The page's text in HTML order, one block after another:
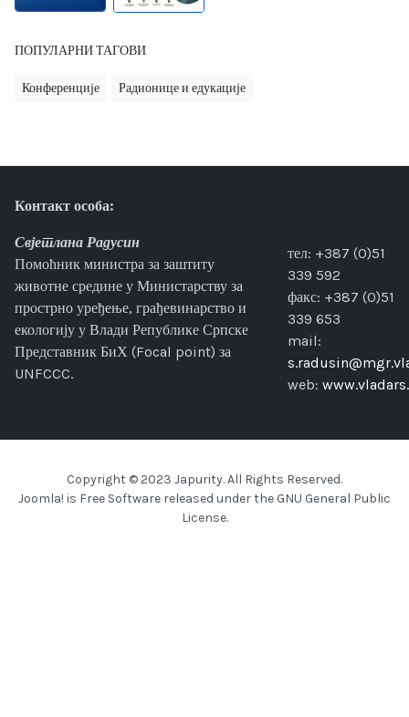
ПОПУЛАРНИ ТАГОВИ
Конференције Радионице и едукације
Контакт особа:
Свјетлана Радусин
Помоћник министра за заштиту
животне средине у Министарству за
прострно уређење, грађевинарство и
екологију у Влади Републике Српске
Представник БиХ (Focal point) за
UNFCCC.
тел: +387 (0)51
339 592
факс: +387 (0)51
339 653
mail:
web:
Copyright © 2023 Japurity. All Rights Reserved.
Joomla! is Free Software released under the GNU General Public
License.